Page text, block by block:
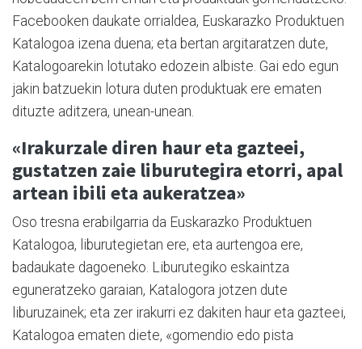
Facebooken daukate orrialdea, Euskarazko Produktuen
Katalogoa izena duena; eta bertan argitaratzen dute,
Katalogoarekin lotutako edozein albiste. Gai edo egun
jakin batzuekin lotura duten produktuak ere ematen
dituzte aditzera, unean-unean.
«Irakurzale diren haur eta gazteei,
gustatzen zaie liburutegira etorri, apal
artean ibili eta aukeratzea»
Oso tresna erabilgarria da Euskarazko Produktuen
Katalogoa, liburutegietan ere, eta aurtengoa ere,
badaukate dagoeneko. Liburutegiko eskaintza
eguneratzeko garaian, Katalogora jotzen dute
liburuzainek; eta zer irakurri ez dakiten haur eta gazteei,
Katalogoa ematen diete, «gomendio edo pista